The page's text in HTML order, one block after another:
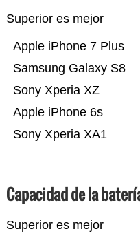
Superior es mejor
Sony Xperia XA1
Apple iPhone 6s
Sony Xperia XZ
Samsung Galaxy S8
Apple iPhone 7 Plus
Capacidad de la
Superior es mejor